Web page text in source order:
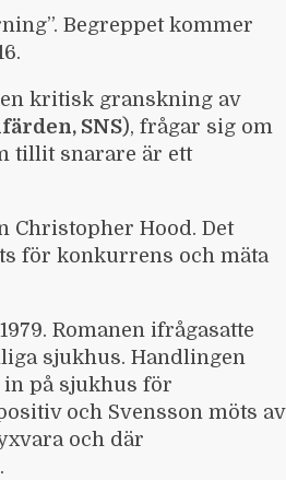
Begreppet kommer
kritisk granskning av
, SNS), frågar sig om
tillit snarare är ett
Christopher Hood. Det
för konkurrens och mäta
Romanen ifrågasatte
sjukhus. Handlingen
in på sjukhus för
och Svensson möts av
och där